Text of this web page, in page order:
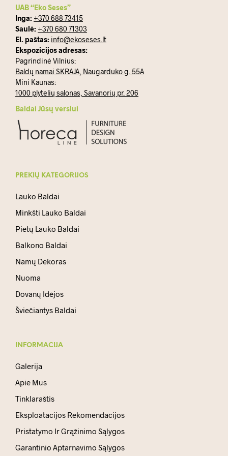
UAB “Eko Seses”
Inga: +370 688 73415
Saulė: +370 680 71303
El. paštas: info@ekoseses.lt
Ekspozicijos adresas:
Pagrindinė Vilnius:
Baldų namai SKRAJA, Naugarduko g. 55A
Mini Kaunas:
1000 plytelių salonas, Savanorių pr. 206
Baldai Jūsų verslui
PREKIŲ KATEGORIJOS
Lauko Baldai
Minkšti Lauko Baldai
Pietų Lauko Baldai
Balkono Baldai
Namų Dekoras
Nuoma
Dovanų Idėjos
Šviečiantys Baldai
INFORMACIJA
Galerija
Apie Mus
Tinklaraštis
Eksploatacijos Rekomendacijos
Pristatymo Ir Grąžinimo Sąlygos
Garantinio Aptarnavimo Sąlygos